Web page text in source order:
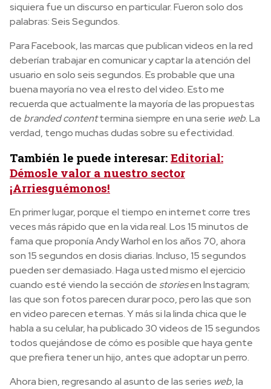
siquiera fue un discurso en particular. Fueron solo dos
palabras: Seis Segundos.
Para Facebook, las marcas que publican videos en la red
deberían trabajar en comunicar y captar la atención del
usuario en solo seis segundos. Es probable que una
buena mayoría no vea el resto del video. Esto me
recuerda que actualmente la mayoría de las propuestas
de branded contenttermina siempre en una serie web. La
verdad, tengo muchas dudas sobre su efectividad.
También le puede interesar: Editorial:
Démosle valor a nuestro sector
¡Arriesguémonos!
En primer lugar, porque el tiempo en internet corre tres
veces más rápido que en la vida real. Los 15 minutos de
fama que proponía Andy Warhol en los años 70, ahora
son 15 segundos en dosis diarias. Incluso, 15 segundos
pueden ser demasiado. Haga usted mismo el ejercicio
cuando esté viendo la sección destoriesen Instagram;
las que son fotos parecen durar poco, pero las que son
en video parecen eternas. Y más si la linda chica que le
habla a su celular, ha publicado 30 videos de 15 segundos
todos quejándose de cómo es posible que haya gente
que prefiera tener un hijo, antes que adoptar un perro.
Ahora bien, regresando al asunto de las series web, la